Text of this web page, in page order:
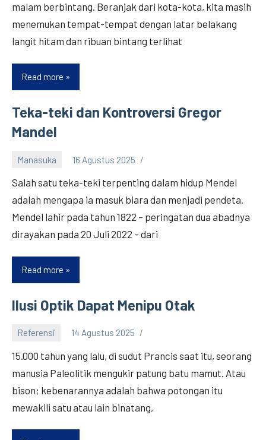
malam berbintang. Beranjak dari kota-kota, kita masih
menemukan tempat-tempat dengan latar belakang
langit hitam dan ribuan bintang terlihat
Read more Berburu
Bintang
Jatuh
Teka-teki dan Kontroversi Gregor
Mandel
Manasuka 16 Agustus 2025
Salah satu teka-teki terpenting dalam hidup Mendel
adalah mengapa ia masuk biara dan menjadi pendeta.
Mendel lahir pada tahun 1822 – peringatan dua abadnya
dirayakan pada 20 Juli 2022 – dari
Read more Teka-
teki
dan
Kontroversi
Gregor
Ilusi Optik Dapat Menipu Otak
Referensi 14 Agustus 2025
15.000 tahun yang lalu, di sudut Prancis saat itu, seorang
manusia Paleolitik mengukir patung batu mamut. Atau
bison; kebenarannya adalah bahwa potongan itu
mewakili satu atau lain binatang,